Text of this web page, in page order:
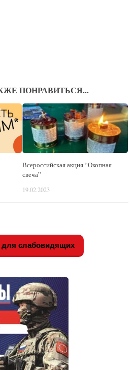
ПОНРАВИТЬСЯ...
Всероссийская акция “Окопная
свеча”
19.02.2023
для слабовидящих